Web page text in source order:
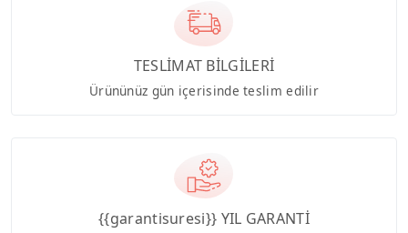
TESLİMAT BİLGİLERİ
Ürününüz gün içerisinde teslim edilir
{{garantisuresi}} YIL GARANTİ